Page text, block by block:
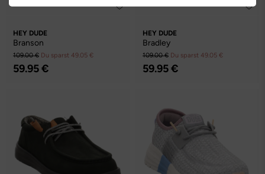
HEY DUDE
Branson
109.00 € Du sparst 49.05 €
59.95 €
HEY DUDE
Bradley
109.00 € Du sparst 49.05 €
59.95 €